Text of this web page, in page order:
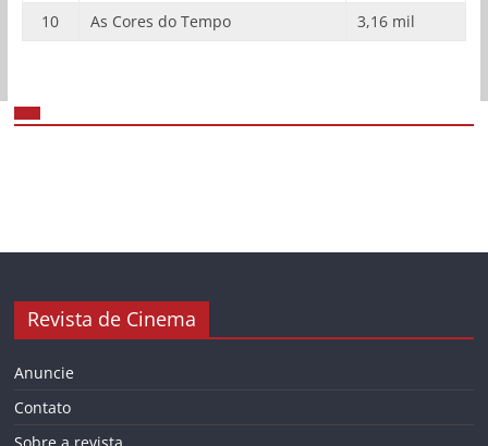
10
As Cores do Tempo 3,16 mil
Revista de Cinema
Anuncie
Contato